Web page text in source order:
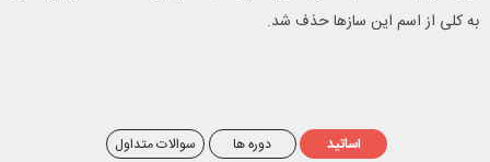
به کلی از اسم این سازها حذف شد.
اساتید دوره ها سوالات متداول